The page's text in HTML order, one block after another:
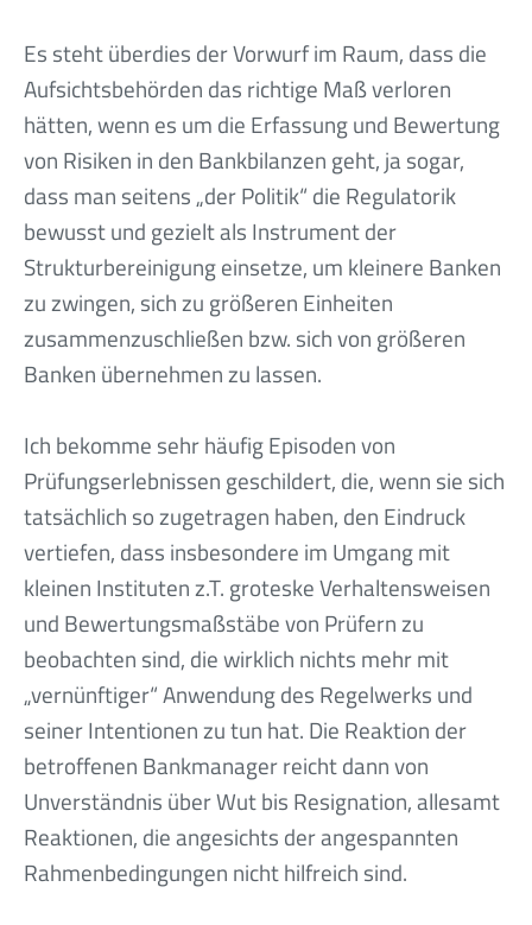
Es steht überdies der Vorwurf im Raum, dass die
Aufsichtsbehörden das richtige Maß verloren
hätten, wenn es um die Erfassung und Bewertung
von Risiken in den Bankbilanzen geht, ja sogar,
dass man seitens „der Politik“ die Regulatorik
bewusst und gezielt als Instrument der
Strukturbereinigung einsetze, um kleinere Banken
zu zwingen, sich zu größeren Einheiten
zusammenzuschließen bzw. sich von größeren
Banken übernehmen zu lassen.
Ich bekomme sehr häufig Episoden von
Prüfungserlebnissen geschildert, die, wenn sie sich
tatsächlich so zugetragen haben, den Eindruck
vertiefen, dass insbesondere im Umgang mit
kleinen Instituten z.T. groteske Verhaltensweisen
und Bewertungsmaßstäbe von Prüfern zu
beobachten sind, die wirklich nichts mehr mit
„vernünftiger“ Anwendung des Regelwerks und
seiner Intentionen zu tun hat. Die Reaktion der
betroffenen Bankmanager reicht dann von
Unverständnis über Wut bis Resignation, allesamt
Reaktionen, die angesichts der angespannten
Rahmenbedingungen nicht hilfreich sind.